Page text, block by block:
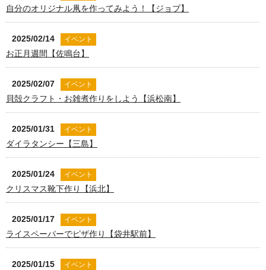
自分のオリジナル凧を作ってみよう！【ジョブ】
2025/02/14 イベント
お正月週間【佐鳴台】
2025/02/07 イベント
貝殻クラフト・お雑煮作りをしよう【浜松南】
2025/01/31 イベント
ダイラタンシー【三島】
2025/01/24 イベント
クリスマス靴下作り【浜北】
2025/01/17 イベント
ライスペーパーでピザ作り【袋井駅前】
2025/01/15 イベント